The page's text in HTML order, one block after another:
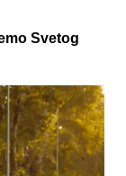
Svetog